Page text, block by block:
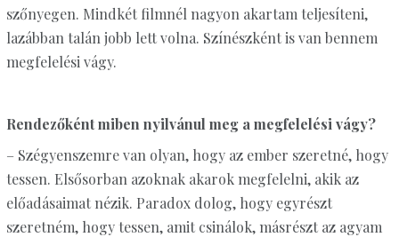
szőnyegen. Mindkét filmnél nagyon akartam teljesíteni,
lazábban talán jobb lett volna. Színészként is van bennem
megfelelési vágy.
Rendezőként miben nyilvánul meg a megfelelési vágy?
– Szégyenszemre van olyan, hogy az ember szeretné, hogy
tessen. Elsősorban azoknak akarok megfelelni, akik az
előadásaimat nézik. Paradox dolog, hogy egyrészt
szeretném, hogy tessen, amit csinálok, másrészt az agyam